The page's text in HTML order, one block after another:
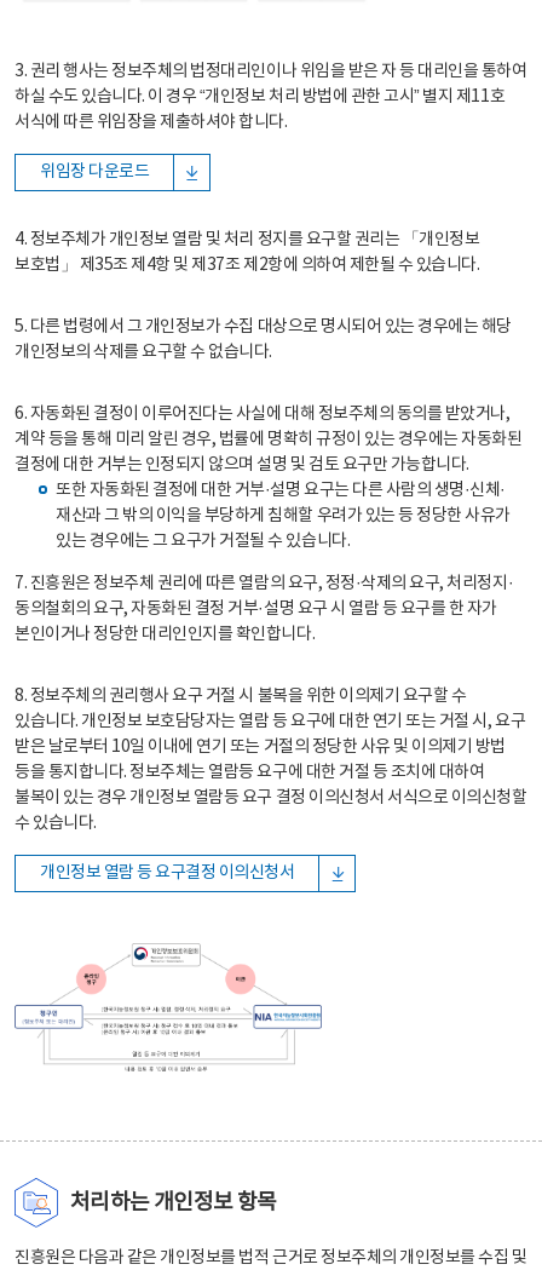
3. 권리 행사는 정보주체의 법정대리인이나 위임을 받은 자 등 대리인을 통하여
하실 수도 있습니다. 이 경우 “개인정보 처리 방법에 관한 고시” 별지 제11호
서식에 따른 위임장을 제출하셔야 합니다.
위임장 다운로드
4. 정보주체가 개인정보 열람 및 처리 정지를 요구할 권리는 「개인정보
보호법」 제35조 제4항 및 제37조 제2항에 의하여 제한될 수 있습니다.
5. 다른 법령에서 그 개인정보가 수집 대상으로 명시되어 있는 경우에는 해당
개인정보의 삭제를 요구할 수 없습니다.
6. 자동화된 결정이 이루어진다는 사실에 대해 정보주체의 동의를 받았거나,
계약 등을 통해 미리 알린 경우, 법률에 명확히 규정이 있는 경우에는 자동화된
결정에 대한 거부는 인정되지 않으며 설명 및 검토 요구만 가능합니다.
또한 자동화된 결정에 대한 거부·설명 요구는 다른 사람의 생명·신체·
재산과 그 밖의 이익을 부당하게 침해할 우려가 있는 등 정당한 사유가
있는 경우에는 그 요구가 거절될 수 있습니다.
7. 진흥원은 정보주체 권리에 따른 열람의 요구, 정정·삭제의 요구, 처리정지·
동의철회의 요구, 자동화된 결정 거부·설명 요구 시 열람 등 요구를 한 자가
본인이거나 정당한 대리인인지를 확인합니다.
8. 정보주체의 권리행사 요구 거절 시 불복을 위한 이의제기 요구할 수
있습니다. 개인정보 보호담당자는 열람 등 요구에 대한 연기 또는 거절 시, 요구
받은 날로부터 10일 이내에 연기 또는 거절의 정당한 사유 및 이의제기 방법
등을 통지합니다. 정보주체는 열람등 요구에 대한 거절 등 조치에 대하여
불복이 있는 경우 개인정보 열람등 요구 결정 이의신청서 서식으로 이의신청할
수 있습니다.
개인정보 열람 등 요구결정 이의신청서
처리하는 개인정보 항목
진흥원은 다음과 같은 개인정보를 법적 근거로 정보주체의 개인정보를 수집 및